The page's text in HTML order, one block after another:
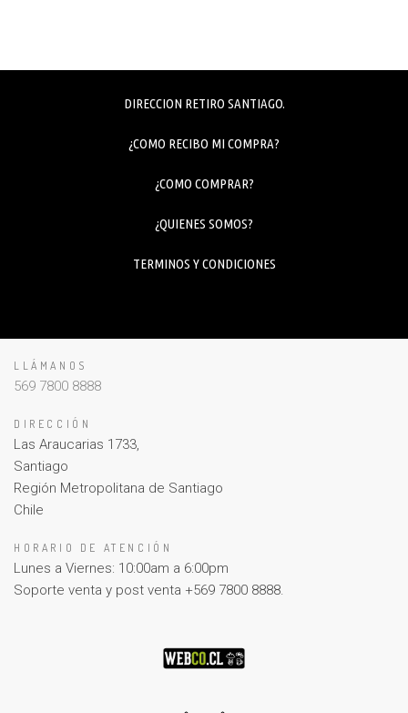
DIRECCION RETIRO SANTIAGO.
¿COMO RECIBO MI COMPRA?
¿COMO COMPRAR?
¿QUIENES SOMOS?
TERMINOS Y CONDICIONES
LLÁMANOS
569 7800 8888
DIRECCIÓN
Las Araucarias 1733,
Santiago
Región Metropolitana de Santiago
Chile
HORARIO DE ATENCIÓN
Lunes a Viernes: 10:00am a 6:00pm
Soporte venta y post venta +569 7800 8888.